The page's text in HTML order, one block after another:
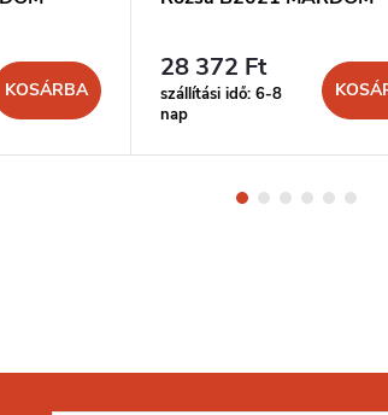
KOSÁRBA
28 372 Ft
szállítási idő: 6-8
nap